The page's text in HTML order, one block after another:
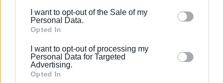
behaviour. You may click to grant or deny consent to
Google and its third-party tags to use your data for
section.
I want to opt-out of the Sale of my
Personal Data.
Opted In
I want to opt-out of processing my
Personal Data for Targeted
Advertising.
Opted In
φιλοξενεί μια ωρολογιακή βόμβα στην καρδιά ενός
οικισμού και μιας τουριστικής περιοχής στο κέντρο
λειτουργίας των εγκαταστάσεων υγραερίου στην
περιοχή των Γουβιών».
Εμφανίσεις: 109